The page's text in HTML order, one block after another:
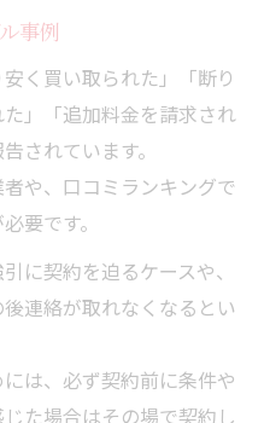
事例
く買い取られた」「断り
」「追加料金を請求され
されています。
や、口コミランキングで
要です。
に契約を迫るケースや、
連絡が取れなくなるとい
は、必ず契約前に条件や
た場合はその場で契約し